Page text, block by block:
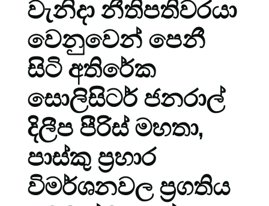
වැනිදා නීතිපතිවරයා
වෙනුවෙන් පෙනී
සිටි අතිරේක
සොලිසිටර් ජනරාල්
දිලීප පීරිස් මහතා,
පාස්කු ප්‍රහාර
විමර්ශනවල ප්‍රගතිය